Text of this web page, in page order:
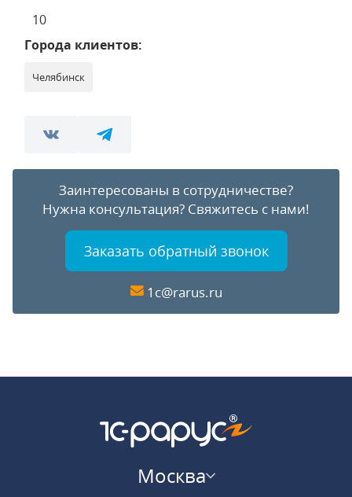
10
Города клиентов:
Челябинск
Заинтересованы в сотрудничестве?
Нужна консультация? Свяжитесь с нами!
Заказать обратный звонок
1c@rarus.ru
Москва